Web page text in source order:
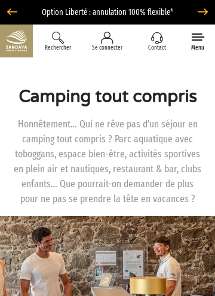
Option Liberté : annulation 100% flexible*
Rechercher Se connecter Contact Menu
Camping tout compris
Honnêtement… Qui ne rêve pas d’un séjour en
camping tout compris ? Parc aquatique avec
toboggans, espace bien-être, activités sportives
en plein air et nautiques, restaurant & bar, clubs
enfants… Que pourrait-on demander de plus
pour ne pas se prendre la tête en vacances ?